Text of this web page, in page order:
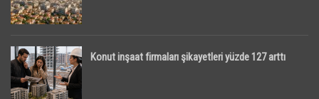
Konut inşaat firmaları şikayetleri yüzde 127 arttı